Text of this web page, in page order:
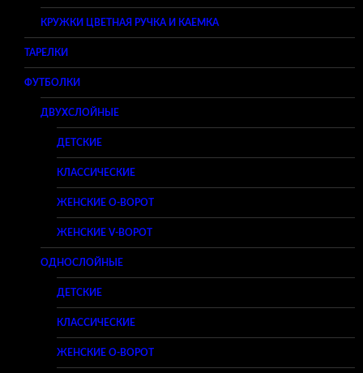
КРУЖКИ ЦВЕТНАЯ РУЧКА И КАЕМКА
ТАРЕЛКИ
ФУТБОЛКИ
ДВУХСЛОЙНЫЕ
ДЕТСКИЕ
КЛАССИЧЕСКИЕ
ЖЕНСКИЕ O-ВОРОТ
ЖЕНСКИЕ V-ВОРОТ
ОДНОСЛОЙНЫЕ
ДЕТСКИЕ
КЛАССИЧЕСКИЕ
ЖЕНСКИЕ O-ВОРОТ